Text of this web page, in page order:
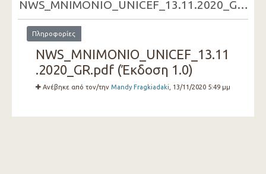
NWS_MNIMONIO_UNICEF_13.11.2020_GR.pdf
Πληροφορίες
NWS_MNIMONIO_UNICEF_13.11
.2020_GR.pdf (Έκδοση 1.0)
Ανέβηκε από τον/την Mandy Fragkiadaki , 13/11/2020 5:49 μμ